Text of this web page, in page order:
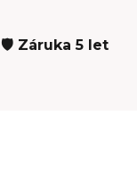
🛡️ Záruka 5 let